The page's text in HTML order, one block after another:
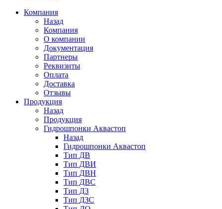
Компания
Назад
Компания
О компании
Документация
Партнеры
Реквизиты
Оплата
Доставка
Отзывы
Продукция
Назад
Продукция
Гидрошпонки Аквастоп
Назад
Гидрошпонки Аквастоп
Тип ДВ
Тип ДВИ
Тип ДВН
Тип ДВС
Тип ДЗ
Тип ДЗС